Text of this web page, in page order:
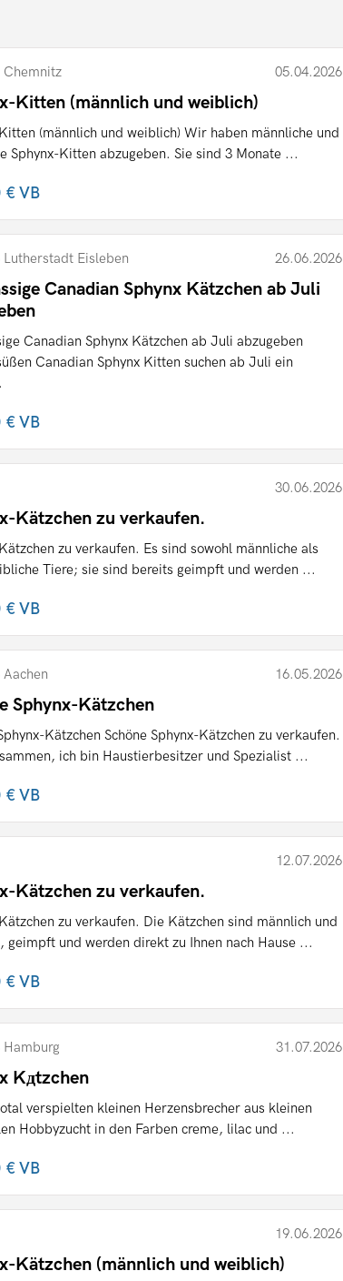
Chemnitz 05.04.2026
Kitten (männlich und weiblich)
(männlich und weiblich) Wir haben männliche und
Sphynx-Kitten abzugeben. Sie sind 3 Monate ...
€VB
Lutherstadt Eisleben 26.06.2026
Canadian Sphynx Kätzchen ab Juli
Canadian Sphynx Kätzchen ab Juli abzugeben
Canadian Sphynx Kitten suchen ab Juli ein
€VB
30.06.2026
Kätzchen zu verkaufen.
zu verkaufen. Es sind sowohl männliche als
Tiere; sie sind bereits geimpft und werden ...
€VB
Aachen 16.05.2026
Sphynx-Kätzchen
Kätzchen Schöne Sphynx-Kätzchen zu verkaufen.
ich bin Haustierbesitzer und Spezialist ...
€VB
12.07.2026
Kätzchen zu verkaufen.
zu verkaufen. Die Kätzchen sind männlich und
geimpft und werden direkt zu Ihnen nach Hause ...
€VB
Hamburg 31.07.2026
Kдtzchen
verspielten kleinen Herzensbrecher aus kleinen
Hobbyzucht in den Farben creme, lilac und ...
€VB
19.06.2026
Kätzchen (männlich und weiblich)